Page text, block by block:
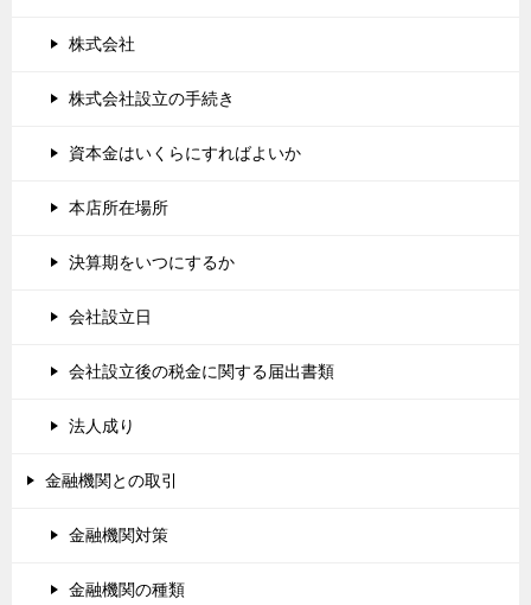
株式会社
株式会社設立の手続き
資本金はいくらにすればよいか
本店所在場所
決算期をいつにするか
会社設立日
会社設立後の税金に関する届出書類
法人成り
金融機関との取引
金融機関対策
金融機関の種類